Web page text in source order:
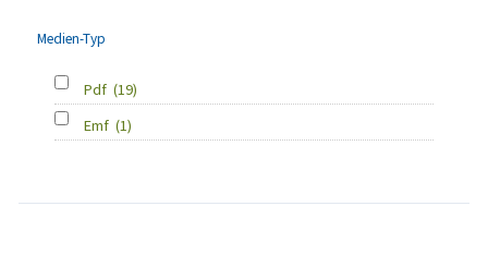
Medien-Typ
Pdf (19)
Emf (1)